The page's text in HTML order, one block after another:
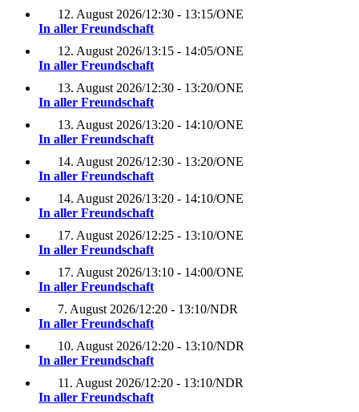
12. August 2026/12:30 - 13:15/ONE
In aller Freundschaft
12. August 2026/13:15 - 14:05/ONE
In aller Freundschaft
13. August 2026/12:30 - 13:20/ONE
In aller Freundschaft
13. August 2026/13:20 - 14:10/ONE
In aller Freundschaft
14. August 2026/12:30 - 13:20/ONE
In aller Freundschaft
14. August 2026/13:20 - 14:10/ONE
In aller Freundschaft
17. August 2026/12:25 - 13:10/ONE
In aller Freundschaft
17. August 2026/13:10 - 14:00/ONE
In aller Freundschaft
7. August 2026/12:20 - 13:10/NDR
In aller Freundschaft
10. August 2026/12:20 - 13:10/NDR
In aller Freundschaft
11. August 2026/12:20 - 13:10/NDR
In aller Freundschaft